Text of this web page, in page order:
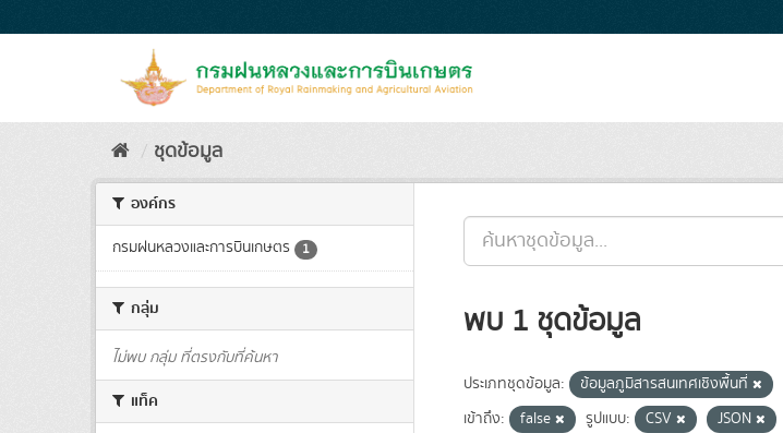
to
ชุดข้อมูล
องค์กร
กรมฝนหลวงและการบินเกษตร 1
กลุ่ม
ไม่พบ กลุ่ม ที่ตรงกับที่ค้นหา
แท็ค
พบ 1 ชุดข้อมูล
ประเภทชุดข้อมูล: ข้อมูลภูมิสารสนเทศเชิงพื้นที่
เข้าถึง:
false รูปแบบ: CSV JSON